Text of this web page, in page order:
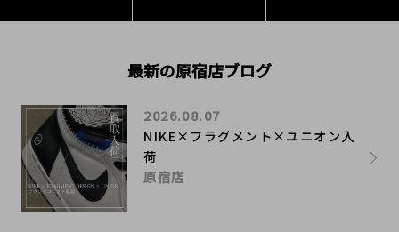
最新の原宿店ブログ
NIKE×フラグメント×ユニオン入
荷
2026.08.07
原宿店